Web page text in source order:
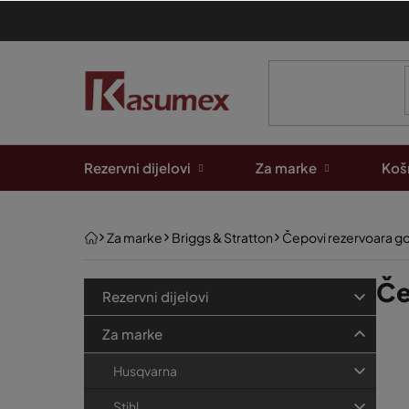
sadržaj
Rezervni dijelovi Za marke
Početna
Za marke Briggs & Stratton Čepovi rezervoara
okategorije
a
e
Rezervni dijelovi
Za marke
Husqvarna
o